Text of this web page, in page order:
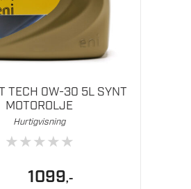
TECH 0W-30 5L SYNT
MOTOROLJE
Hurtigvisning
★★★★★
1099,-